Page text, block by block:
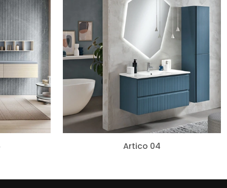
Artico 04